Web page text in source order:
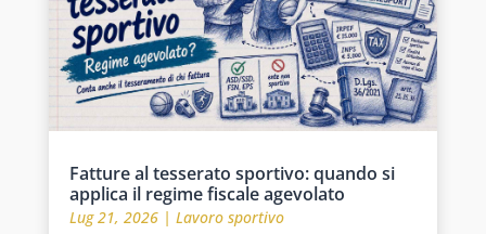
Fatture al tesserato sportivo: quando si
applica il regime fiscale agevolato
Lug 21, 2026| Lavoro sportivo